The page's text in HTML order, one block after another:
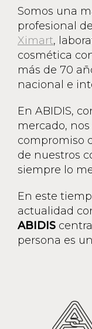
Somos una
profesional
Ximart,
cosmética
más de 70
nacional e
En ABIDIS,
mercado,
compromiso
de nuestros
siempre lo
En este
actualidad
ABIDIS
persona es